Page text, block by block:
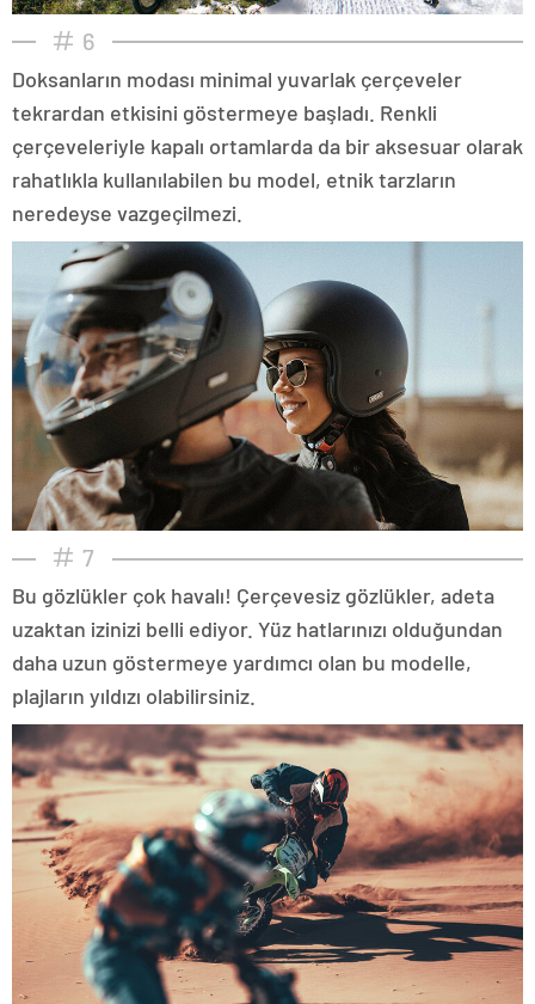
6
Doksanların modası minimal yuvarlak çerçeveler
tekrardan etkisini göstermeye başladı. Renkli
çerçeveleriyle kapalı ortamlarda da bir aksesuar olarak
rahatlıkla kullanılabilen bu model, etnik tarzların
neredeyse vazgeçilmezi.
7
Bu gözlükler çok havalı! Çerçevesiz gözlükler, adeta
uzaktan izinizi belli ediyor. Yüz hatlarınızı olduğundan
daha uzun göstermeye yardımcı olan bu modelle,
plajların yıldızı olabilirsiniz.